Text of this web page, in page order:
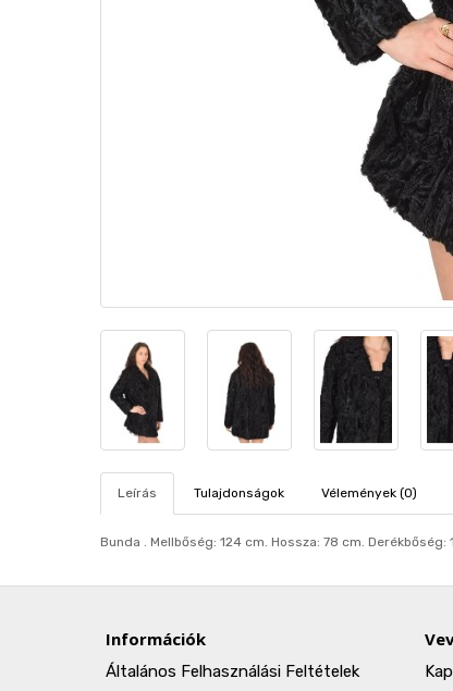
Leírás Tulajdonságok Vélemények (0)
Bunda . Mellbőség: 124 cm. Hosszа: 78 cm.
Információk
Általános Felhasználási Feltételek